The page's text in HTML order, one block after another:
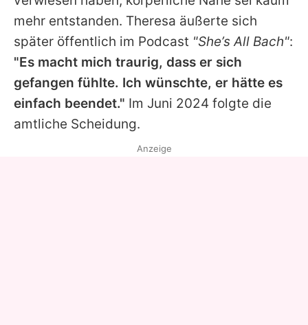
mehr entstanden. Theresa äußerte sich
später öffentlich im Podcast "She’s All Bach":
"Es macht mich traurig, dass er sich
gefangen fühlte. Ich wünschte, er hätte es
einfach beendet." Im Juni 2024 folgte die
amtliche Scheidung.
Anzeige